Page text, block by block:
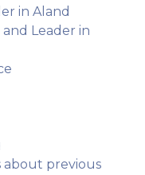
in Aland
Leader in
about previous